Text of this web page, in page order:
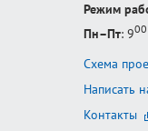
Режим
Пн–Пт: 900
Схема
Написать
Контакты